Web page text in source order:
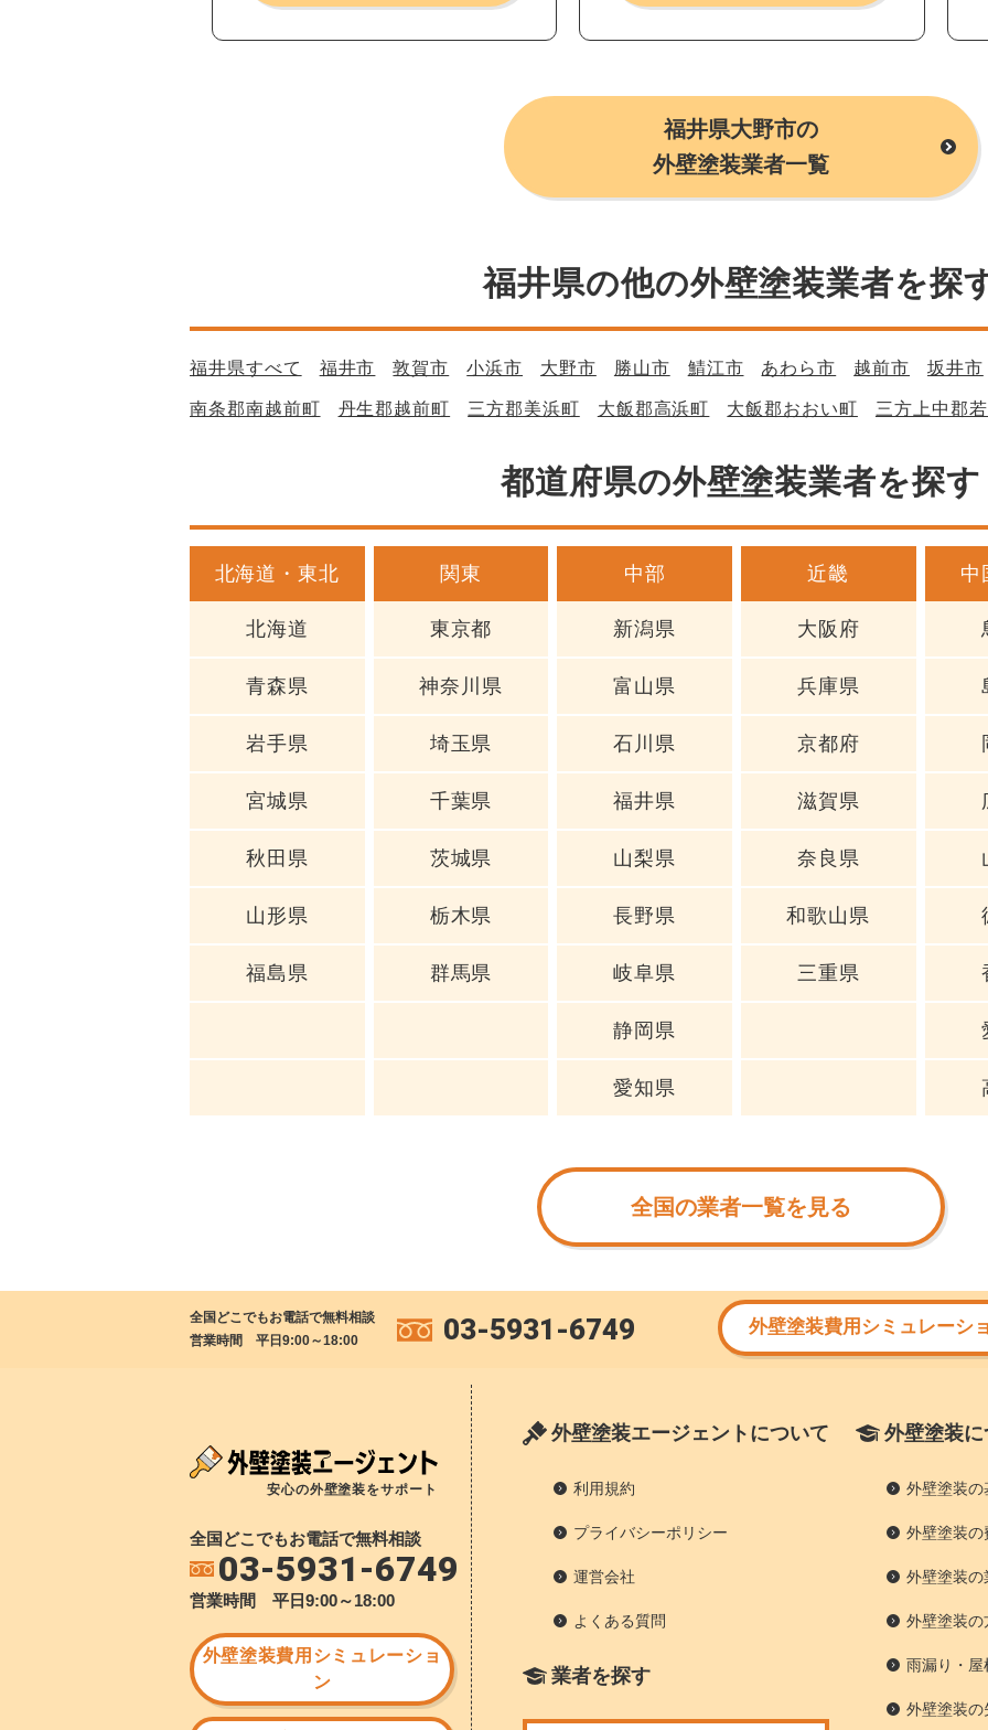
福井県大野市の
外壁塗装業者一覧
福井県の他の外壁塗装業者を探
福井県すべて 福井市 敦賀市 小浜市 大野市 勝山市 鯖江市 あわら市 越前市 坂井市
南条郡南越前町 丹生郡越前町 三方郡美浜町 大飯郡高浜町 大飯郡おおい町 三方上中郡
都道府県の外壁塗装業者を探す
北海道・東北
北海道
青森県
岩手県
宮城県
秋田県
山形県
福島県
関東
東京都
神奈川県
埼玉県
千葉県
茨城県
栃木県
群馬県
中部
新潟県
富山県
石川県
福井県
山梨県
長野県
岐阜県
静岡県
愛知県
近畿
大阪府
兵庫県
京都府
滋賀県
奈良県
和歌山県
三重県
中
全国の業者一覧を見る
全国どこでもお電話で無料相談
営業時間 平日9:00～18:00
03-5931-6749 外壁塗装費用シミュレーシ
安心の外壁塗装をサポート
全国どこでもお電話で無料相談
03-5931-6749
営業時間 平日9:00～18:00
外壁塗装費用シミュレーショ
ン
外壁塗装エージェントについて
利用規約
プライバシーポリシー
運営会社
よくある質問
業者を探す
外壁塗装
外壁塗装の
外壁塗装の
外壁塗装の
外壁塗装の
雨漏り・屋
外壁塗装の